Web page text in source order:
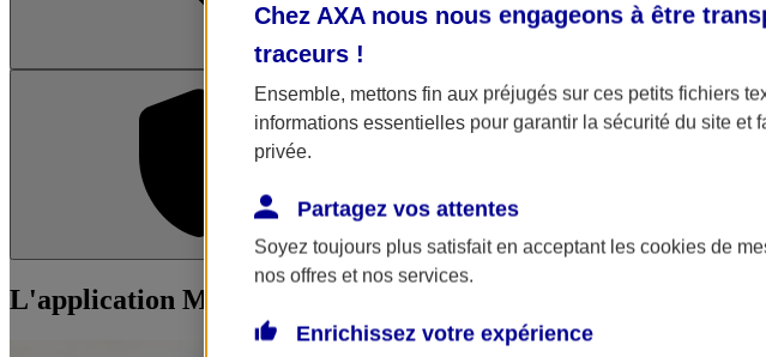
L'application Mon AXA Assurance
L'application Mon AXA Assurance, tous vos contrats en poche
Chez AXA nous nous engageons à être
traceurs !
Ensemble, mettons fin aux préjugés sur ces petits fichiers
informations essentielles pour garantir la sécurité du site
privée.
Partagez vos attentes
Soyez toujours plus satisfait en acceptant les cookies de
nos offres et nos services.
Enrichissez votre expérience